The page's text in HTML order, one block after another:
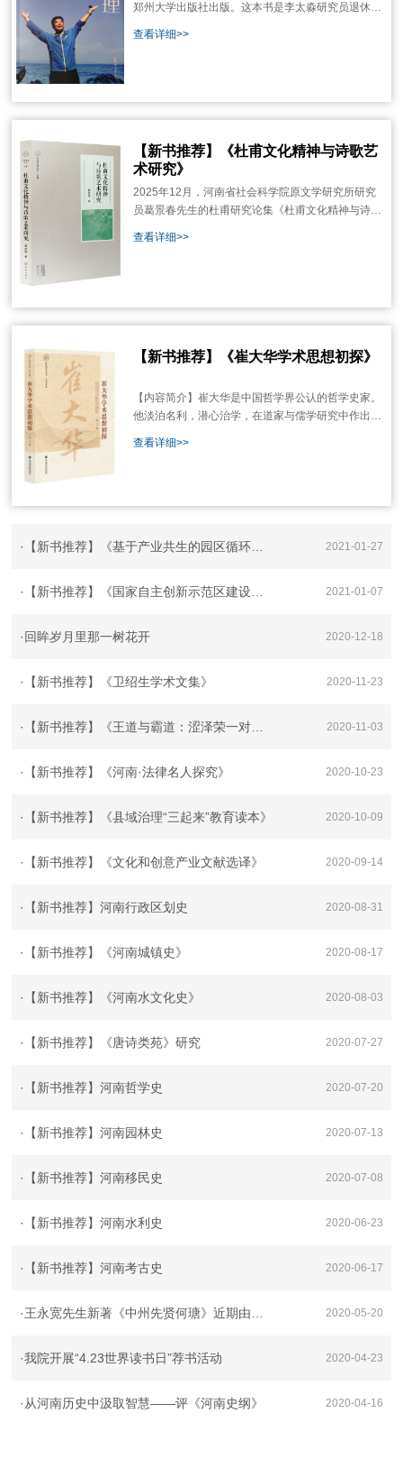
郑州大学出版社出版。这本书是李太淼研究员退休后
察、和自己近年来的旅游见闻，写成的一本人生感悟
查看详细>>
【新书推荐】《杜甫文化精神与诗歌艺
术研究》
2025年12月，河南省社会科学院原文学研究所研究
员葛景春先生的杜甫研究论集《杜甫文化精神与诗歌
究论文的结集，也是他30多年杜甫研究之成果的缩影
查看详细>>
【新书推荐】《崔大华学术思想初探》
【内容简介】崔大华是中国哲学界公认的哲学史家。
他淡泊名利，潜心治学，在道家与儒学研究中作出了
年代至今，学术界已经有不少关于崔大华学术思想的
查看详细>>
· 【新书推荐】《基于产业共生的园区循环经济发展模式研究》 2021-01-27
· 【新书推荐】《国家自主创新示范区建设比较与实证研究》 2021-01-07
· 回眸岁月里那一树花开 2020-12-18
· 【新书推荐】《卫绍生学术文集》 2020-11-23
· 【新书推荐】《王道与霸道：涩泽荣一对华态度与交往研究》 2020-11-03
· 【新书推荐】《河南·法律名人探究》 2020-10-23
· 【新书推荐】《县域治理“三起来”教育读本》 2020-10-09
· 【新书推荐】《文化和创意产业文献选译》 2020-09-14
· 【新书推荐】河南行政区划史 2020-08-31
· 【新书推荐】《河南城镇史》 2020-08-17
· 【新书推荐】《河南水文化史》 2020-08-03
· 【新书推荐】《唐诗类苑》研究 2020-07-27
· 【新书推荐】河南哲学史 2020-07-20
· 【新书推荐】河南园林史 2020-07-13
· 【新书推荐】河南移民史 2020-07-08
· 【新书推荐】河南水利史 2020-06-23
· 【新书推荐】河南考古史 2020-06-17
·王永宽先生新著《中州先贤何瑭》近期由文心出版社出版发行 2020-05-20
·我院开展“4.23世界读书日”荐书活动 2020-04-23
· 从河南历史中汲取智慧——评《河南史纲》 2020-04-16